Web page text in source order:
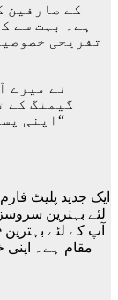
ہے۔ بہت سے
تفریحی
گیمنگ کے
اپنی پسند کے کھیل کھیلتے ہوئے بہت خوش ہوں۔“
لئے بہترین
مقام ہے۔ اپنی